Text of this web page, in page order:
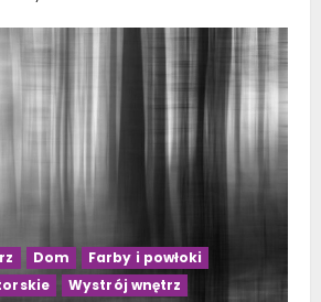
Dom
Farby i powłoki
Wystrój wnętrz